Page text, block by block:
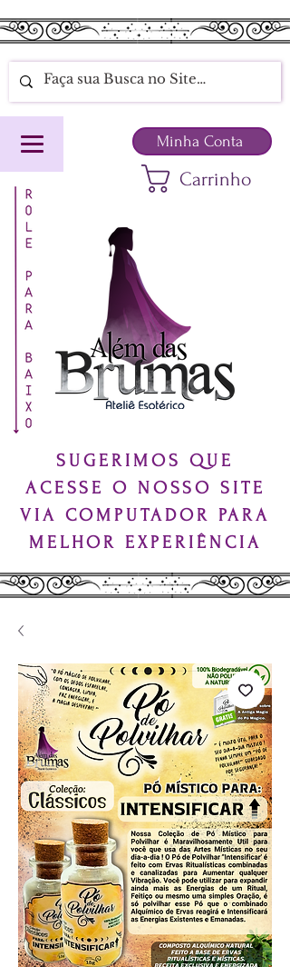
SUGERIMOS QUE
ACESSE O NOSSO SITE
VIA COMPUTADOR PARA
MELHOR EXPERIÊNCIA
Carrinho
Minha Conta